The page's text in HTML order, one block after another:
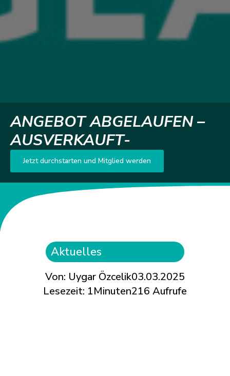
ANGEBOT ABGELAUFEN –
AUSVERKAUFT-
Jetzt durchstarten und Mitglied werden
Aktuelles
Von: Uygar Özcelik03.03.2025
Lesezeit: 1Minuten216 Aufrufe